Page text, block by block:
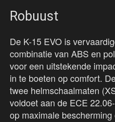
Robuust
De K-15 EVO is
combinatie van ABS en
voor een uitstekende
in te boeten op comfort.
twee helmschaalmaten
voldoet aan de ECE
op maximale bescherming